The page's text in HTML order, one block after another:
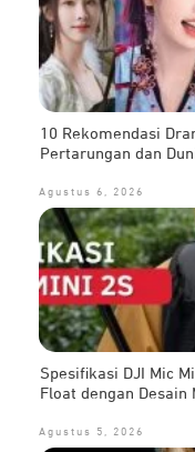
10 Rekomendasi
Pertarungan dan
Agustus 6, 2026
Spesifikasi DJI Mic
Float dengan Desain
Agustus 5, 2026